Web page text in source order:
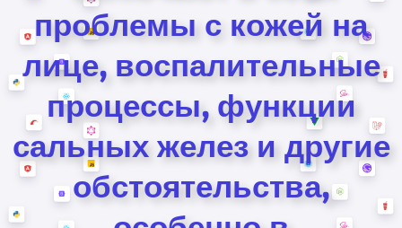
проблемы с кожей на
лице, воспалительные
процессы, функции
сальных желез и другие
обстоятельства,